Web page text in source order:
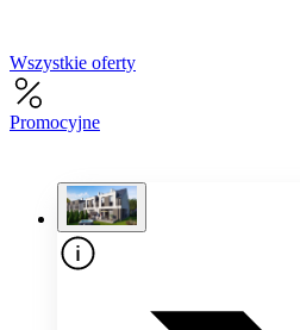
Wszystkie oferty
Promocyjne